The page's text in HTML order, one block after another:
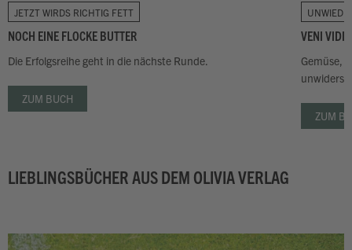
JETZT WIRDS RICHTIG FETT
NOCH EINE FLOCKE BUTTER
Die Erfolgsreihe geht in die nächste Runde.
ZUM BUCH
VENI VIDI
Gemüse,
ZUM
LIEBLINGSBÜCHER AUS DEM OLIVIA VERLAG